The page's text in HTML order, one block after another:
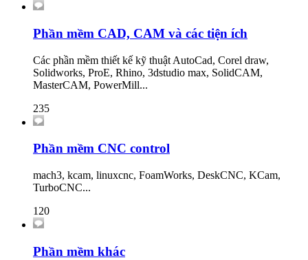
Phần mềm CAD, CAM và các tiện ích
Các phần mềm thiết kế kỹ thuật AutoCad, Corel draw,
Solidworks, ProE, Rhino, 3dstudio max, SolidCAM,
MasterCAM, PowerMill...
235
Phần mềm CNC control
mach3, kcam, linuxcnc, FoamWorks, DeskCNC, KCam,
TurboCNC...
120
Phần mềm khác